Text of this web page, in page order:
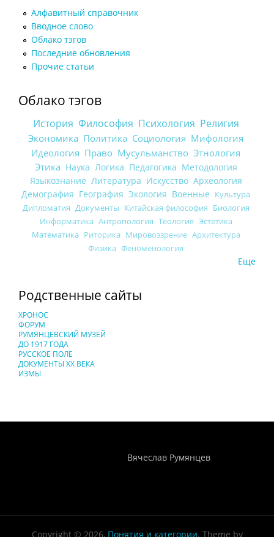
Алфавитный справочник
Вводное слово
Облако тэгов
Последние обновления
Прочие статьи
Облако тэгов
История Философия Психология Религия
Экономика Политика Социология Мифология
Идеология Право Мусульманство Этнология
Этика Наука Логика Педагогика Методология
Языкознание Литература Искусство Археология
Демография География Экология Военные Культура
Дипломатия Документы Китайская философия Биология
Информатика Антропология Теология Эстетика
Математика Риторика Мировоззрение Архитектура
Физика Феноменология
Еще
Родственные сайты
ХРОНОС
ФОРУМ
РУМЯНЦЕВСКИЙ МУЗЕЙ
ДО 1917 ГОДА
РУССКОЕ ПОЛЕ
ДОКУМЕНТЫ XX ВЕКА
ИЗМЫ
Вячеслав Румянцев
Copyright © 2026, Понятия и категории. Theme by